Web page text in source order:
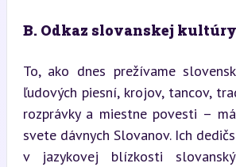
B. Odkaz slovanskej
To, ako dnes prežívame
ľudových piesní, krojov, tancov,
rozprávky a miestne povesti –
svete dávnych Slovanov. Ich
v jazykovej blízkosti